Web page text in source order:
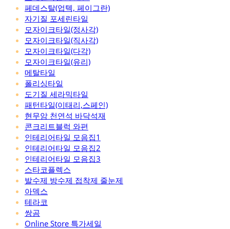
페데스탈(업텍, 페이그란)
자기질 포세린타일
모자이크타일(정사각)
모자이크타일(직사각)
모자이크타일(다각)
모자이크타일(유리)
메탈타일
폴리싱타일
도기질 세라믹타일
패턴타일(이태리,스페인)
현무암 천연석 바닥석재
콘크리트블럭 와편
인테리어타일 모음집1
인테리어타일 모음집2
인테리어타일 모음집3
스타코플렉스
발수제 방수제 접착제 줄눈제
아덱스
테라코
쌍곰
Online Store 특가세일